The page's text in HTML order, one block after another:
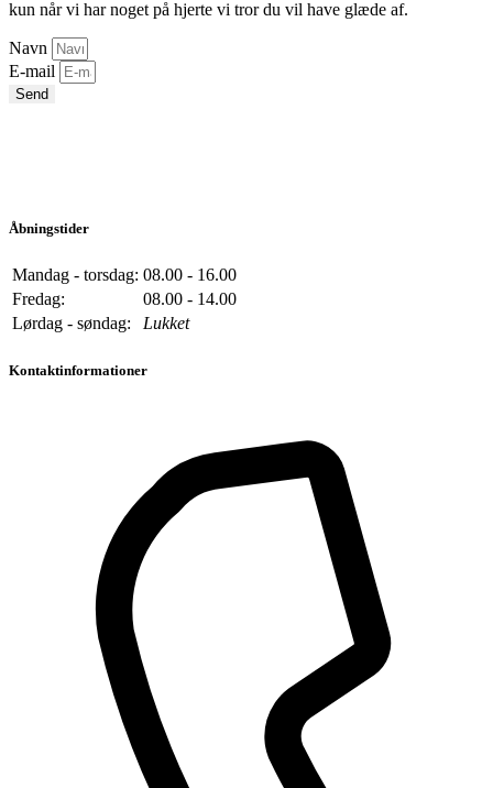
kun når vi har noget på hjerte vi tror du vil have glæde af.
Navn
E-mail
Send
Åbningstider
Mandag - torsdag: 08.00 - 16.00
Fredag:
08.00 - 14.00
Lørdag - søndag:
Lukket
Kontaktinformationer